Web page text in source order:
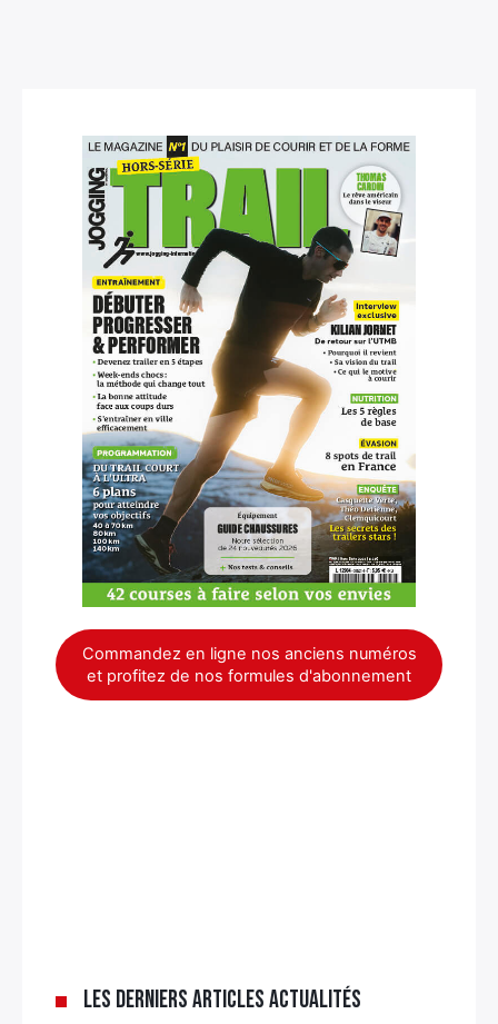
Commandez en ligne nos anciens numéros
et profitez de nos formules d'abonnement
Les derniers articles Actualités